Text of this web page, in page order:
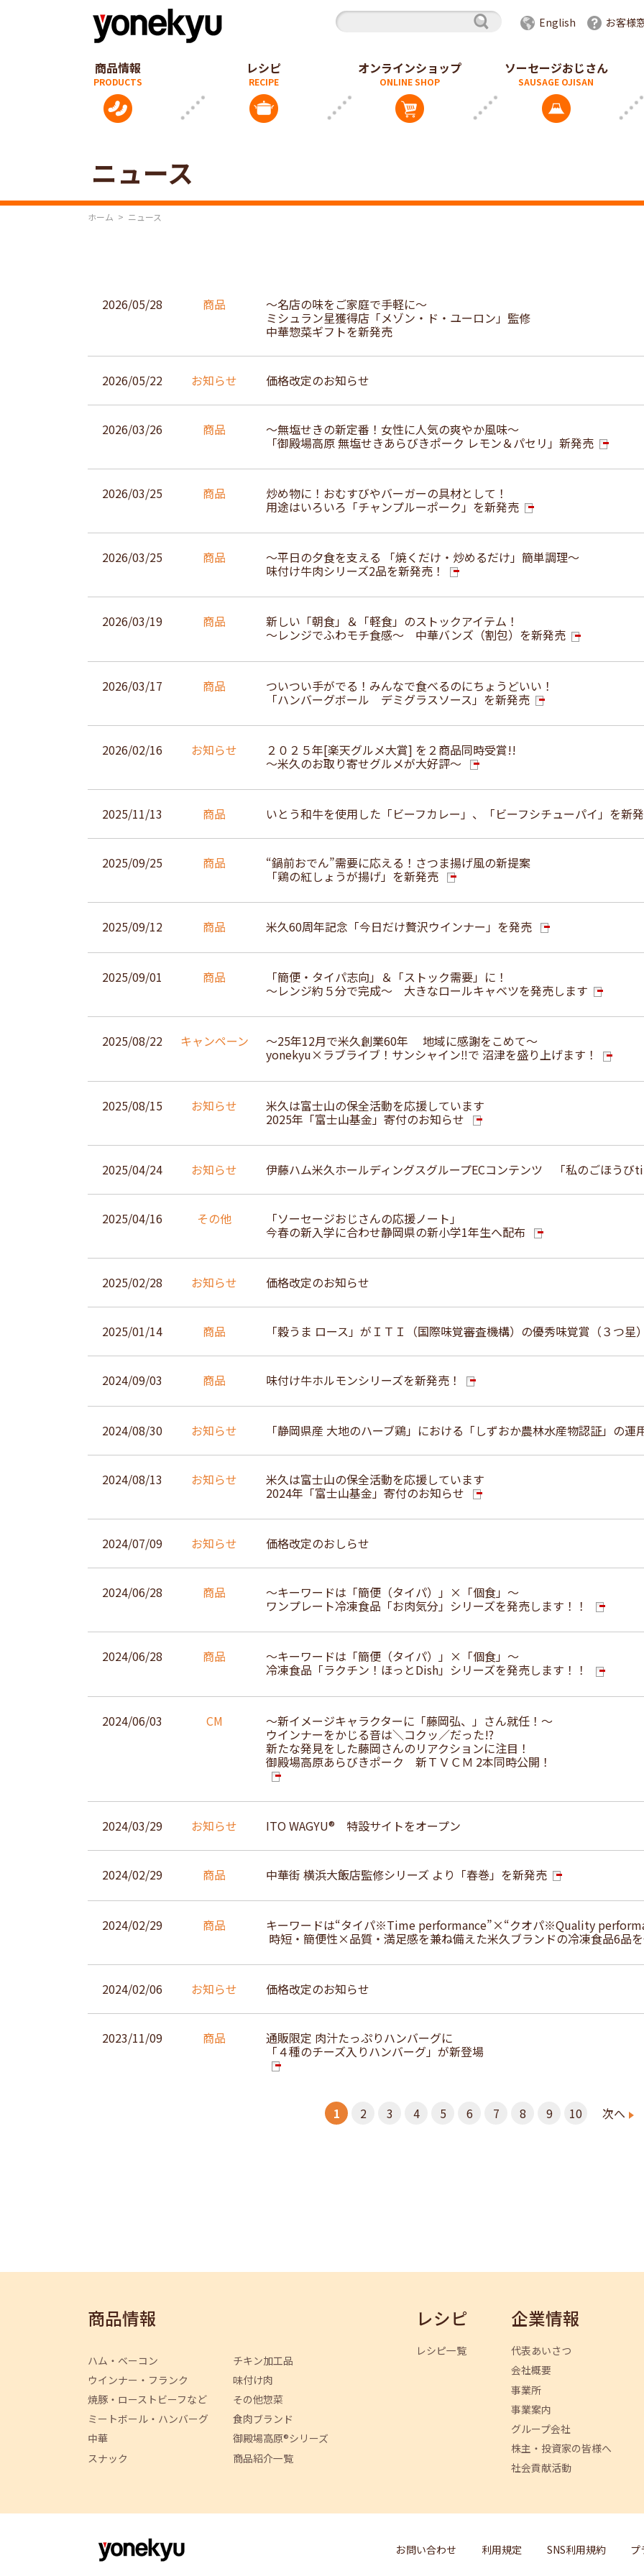
English お客様
商品情報 レシピ オンラインショップ ソーセージおじさん
ニュース
ホーム > ニュース
2026/05/28 商品 ～名店の味をご家庭で手軽に～
ミシュラン星獲得店「メゾン・ド・ユーロン」監修
中華惣菜ギフトを新発売
2026/05/22 お知らせ 価格改定のお知らせ
2026/03/26 商品 ～無塩せきの新定番！女性に人気の爽やか風味～
「御殿場高原 無塩せきあらびきポーク レモン＆パセリ」新発売
2026/03/25 商品 炒め物に！おむすびやバーガーの具材として！
用途はいろいろ「チャンプルーポーク」を新発売
2026/03/25 商品 ～平日の夕食を支える 「焼くだけ・炒めるだけ」簡単調理～
味付け牛肉シリーズ2品を新発売！
2026/03/19 商品 新しい「朝食」＆「軽食」のストックアイテム！
～レンジでふわモチ食感～ 中華バンズ（割包）を新発売
2026/03/17 商品 ついつい手がでる！みんなで食べるのにちょうどいい！
「ハンバーグボール デミグラスソース」を新発売
2026/02/16 お知らせ ２０２５年[楽天グルメ大賞] を２商品同時受賞!!
～米久のお取り寄せグルメが大好評～
2025/11/13 商品 いとう和牛を使用した「ビーフカレー」、「ビーフシチューパイ」を新
2025/09/25 商品 “鍋前おでん”需要に応える！さつま揚げ風の新提案
「鶏の紅しょうが揚げ」を新発売
2025/09/12 商品 米久60周年記念「今日だけ贅沢ウインナー」を発売
2025/09/01 商品 「簡便・タイパ志向」＆「ストック需要」に！
～レンジ約５分で完成～ 大きなロールキャベツを発売します
2025/08/22 キャンペーン ～25年12月で米久創業60年 地域に感謝をこめて～
yonekyu×ラブライブ！サンシャイン‼で 沼津を盛り上げます！
2025/08/15 お知らせ 米久は富士山の保全活動を応援しています
2025年「富士山基金」寄付のお知らせ
2025/04/24 お知らせ 伊藤ハム米久ホールディングスグループECコンテンツ 「私のごほうび
2025/04/16 その他 「ソーセージおじさんの応援ノート」
今春の新入学に合わせ静岡県の新小学1年生へ配布
2025/02/28 お知らせ 価格改定のお知らせ
2025/01/14 商品 「穀うま ロース」がＩＴＩ（国際味覚審査機構）の優秀味覚賞（３つ星
2024/09/03 商品 味付け牛ホルモンシリーズを新発売！
2024/08/30 お知らせ 「静岡県産 大地のハーブ鶏」における「しずおか農林水産物認証」の運
2024/08/13 お知らせ 米久は富士山の保全活動を応援しています
2024年「富士山基金」寄付のお知らせ
2024/07/09 お知らせ 価格改定のおしらせ
2024/06/28 商品 ～キーワードは「簡便（タイパ）」×「個食」～
ワンプレート冷凍食品「お肉気分」シリーズを発売します！！
2024/06/28 商品 ～キーワードは「簡便（タイパ）」×「個食」～
冷凍食品「ラクチン！ほっとDish」シリーズを発売します！！
2024/06/03 CM ～新イメージキャラクターに「藤岡弘、」さん就任！～
ウインナーをかじる音は＼コクッ／だった!?
新たな発見をした藤岡さんのリアクションに注目！
御殿場高原あらびきポーク 新ＴＶＣＭ 2本同時公開！
2024/03/29 お知らせ ITO WAGYU® 特設サイトをオープン
2024/02/29 商品 中華街 横浜大飯店監修シリーズ より「春巻」を新発売
2024/02/29 商品 キーワードは“タイパ※Time performance”×“クオパ※Quality
時短・簡便性×品質・満足感を兼ね備えた米久ブランドの冷凍食品6品
2024/02/06 お知らせ 価格改定のお知らせ
2023/11/09 商品 通販限定 肉汁たっぷりハンバーグに
「４種のチーズ入りハンバーグ」が新登場
1 2 3 4 5 6 7 8 9 10 次へ
商品情報
ハム・ベーコン
ウインナー・フランク
焼豚・ローストビーフなど
ミートボール・ハンバーグ
中華
スナック
チキン加工品
味付け肉
その他惣菜
食肉ブランド
御殿場高原®シリーズ
商品紹介一覧
レシピ
レシピ一覧
企業情報
代表あいさつ
会社概要
事業所
事業案内
グループ会社
株主・投資家の皆様へ
社会貢献活動
お問い合わせ 利用規定 SNS利用規約 プ